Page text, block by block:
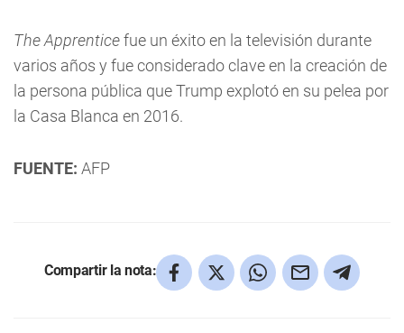
The Apprenticefue un éxito en la televisión durante
varios años y fue considerado clave en la creación de
la persona pública que Trump explotó en su pelea por
la Casa Blanca en 2016.
FUENTE: AFP
Compartir la nota: